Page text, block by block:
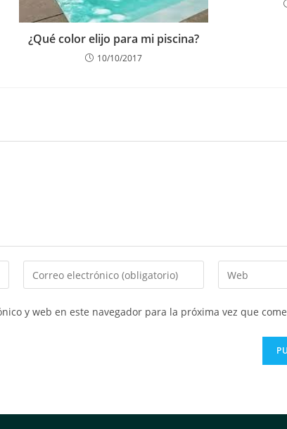
¿Qué color elijo para mi piscina?
10/10/2017
y web en este navegador para la próxima vez que